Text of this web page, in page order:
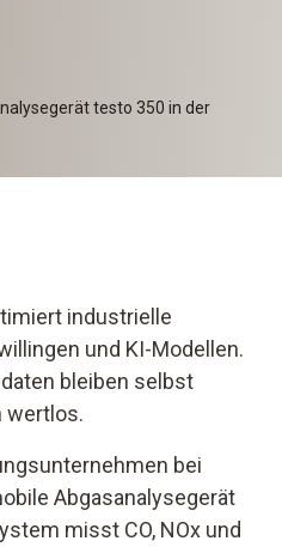
testo 350 in der
industrielle
und KI-Modellen.
bleiben selbst
wertlos.
bei
Abgasanalysegerät
misst CO, NOx und